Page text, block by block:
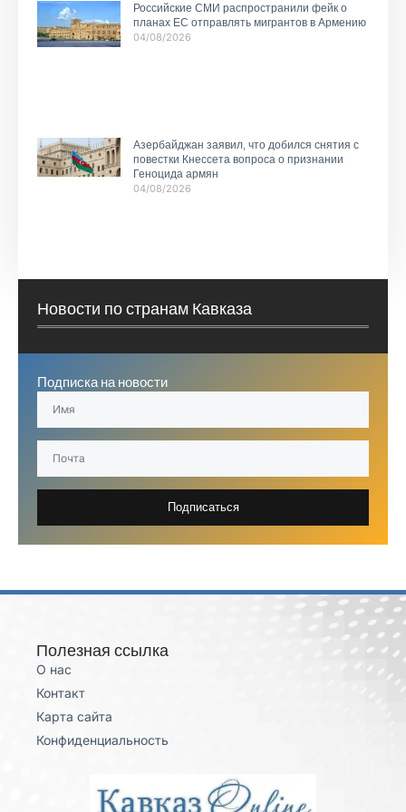
Российские СМИ распространили фейк о
планах ЕС отправлять мигрантов в Армению
04/08/2026
Азербайджан заявил, что добился снятия с
повестки Кнессета вопроса о признании
Геноцида армян
04/08/2026
Новости по странам Кавказа
Подписка на новости
Подписаться
Полезная ссылка
О нас
Контакт
Карта сайта
Конфиденциальность